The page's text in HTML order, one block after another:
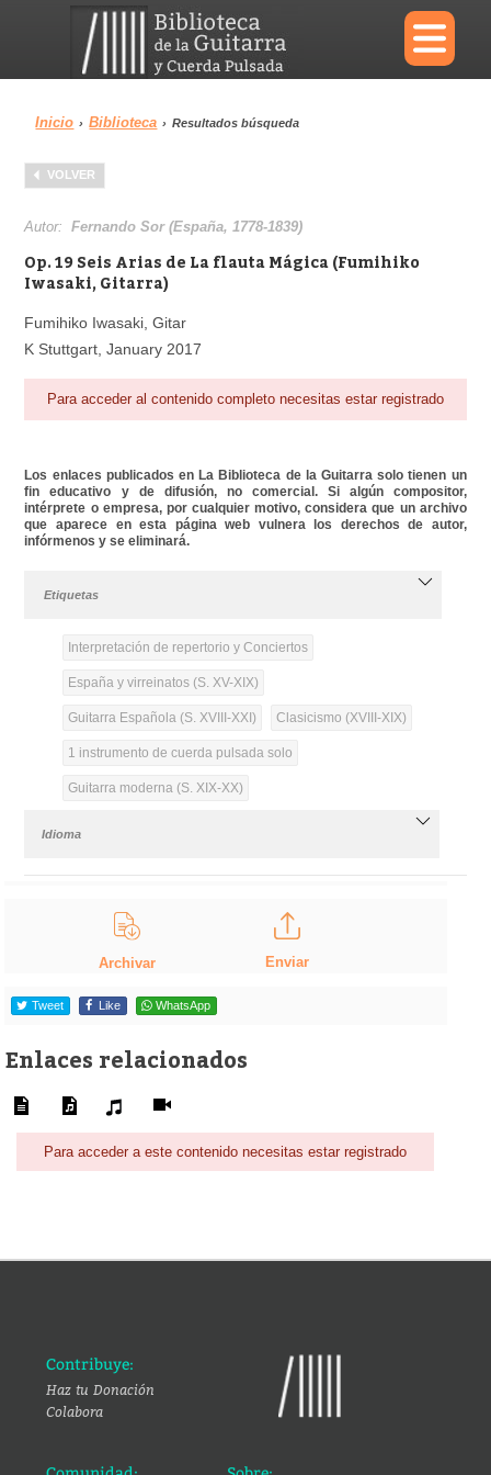
×
Menu
Biblioteca
Área personal
Inicio › Biblioteca › Resultados búsqueda
VOLVER
Autor:Fernando Sor (España, 1778-1839)
Op. 19 Seis Arias de La flauta Mágica (Fumihiko
Iwasaki, Gitarra)
Fumihiko Iwasaki, Gitar
K Stuttgart, January 2017
Para acceder al contenido completo necesitas estar registrado
Los enlaces publicados en La Biblioteca de la Guitarra solo tienen un
fin educativo y de difusión, no comercial. Si algún compositor,
intérprete o empresa, por cualquier motivo, considera que un archivo
que aparece en esta página web vulnera los derechos de autor,
infórmenos y se eliminará.
Etiquetas
Interpretación de repertorio y Conciertos
España y virreinatos (S. XV-XIX)
Guitarra Española (S. XVIII-XXI) Clasicismo (XVIII-XIX)
1 instrumento de cuerda pulsada solo
Guitarra moderna (S. XIX-XX)
Idioma
Archivar Enviar
Tweet Like WhatsApp
Enlaces relacionados
Para acceder a este contenido necesitas estar registrado
Contribuye:
Haz tu Donación
Colabora